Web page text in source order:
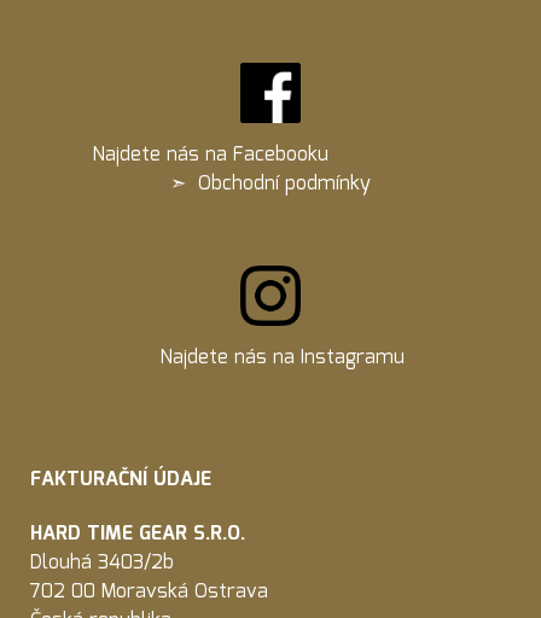
Najdete nás na Facebooku
➣ Obchodní podmínky
Najdete nás na Instagramu
FAKTURAČNÍ ÚDAJE
HARD TIME GEAR S.R.O.
Dlouhá 3403/2b
702 00 Moravská Ostrava